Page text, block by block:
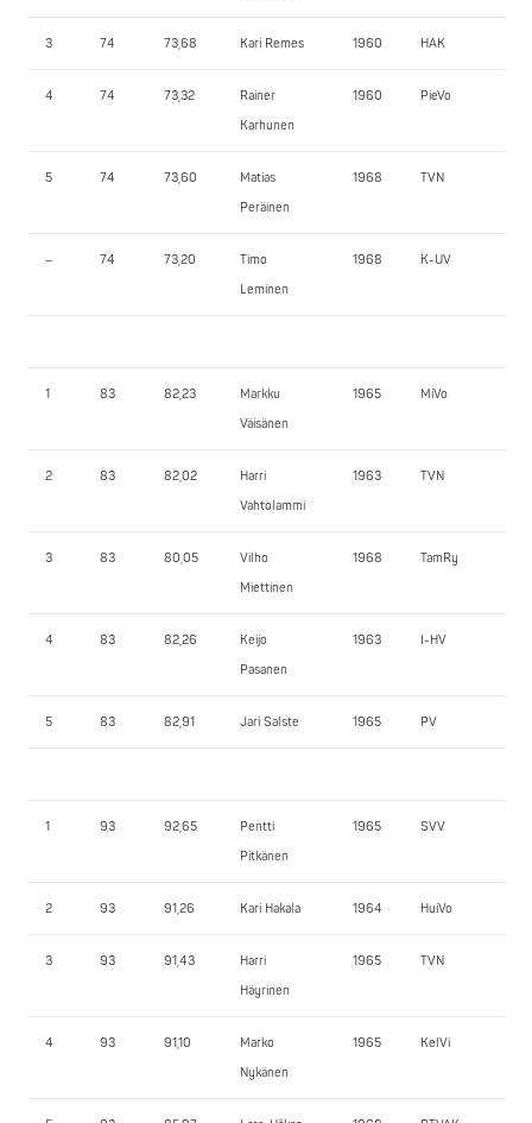
3 74 73,68 Kari Remes 1960 HAK
4 74 73,32
Rainer
Karhunen
1960 PieVo
5 74 73,60
Matias
Peräinen
1968 TVN
– 74 73,20
Timo
Leminen
1968 K-UV
1 83 82,23
Markku
Väisänen
1965 MiVo
2 83 82,02
Harri
Vahtolammi
1963 TVN
3 83 80,05
Vilho
Miettinen
1968 TamRy
4 83 82,26
Keijo
Pasanen
1963 I-HV
5 83 82,91 Jari Salste 1965 PV
1 93 92,65
Pentti
Pitkänen
1965 SVV
2 93 91,26 Kari Hakala 1964 HuiVo
3 93 91,43
Harri
Häyrinen
1965 TVN
4 93 91,10
Marko
Nykänen
1965 KelVi